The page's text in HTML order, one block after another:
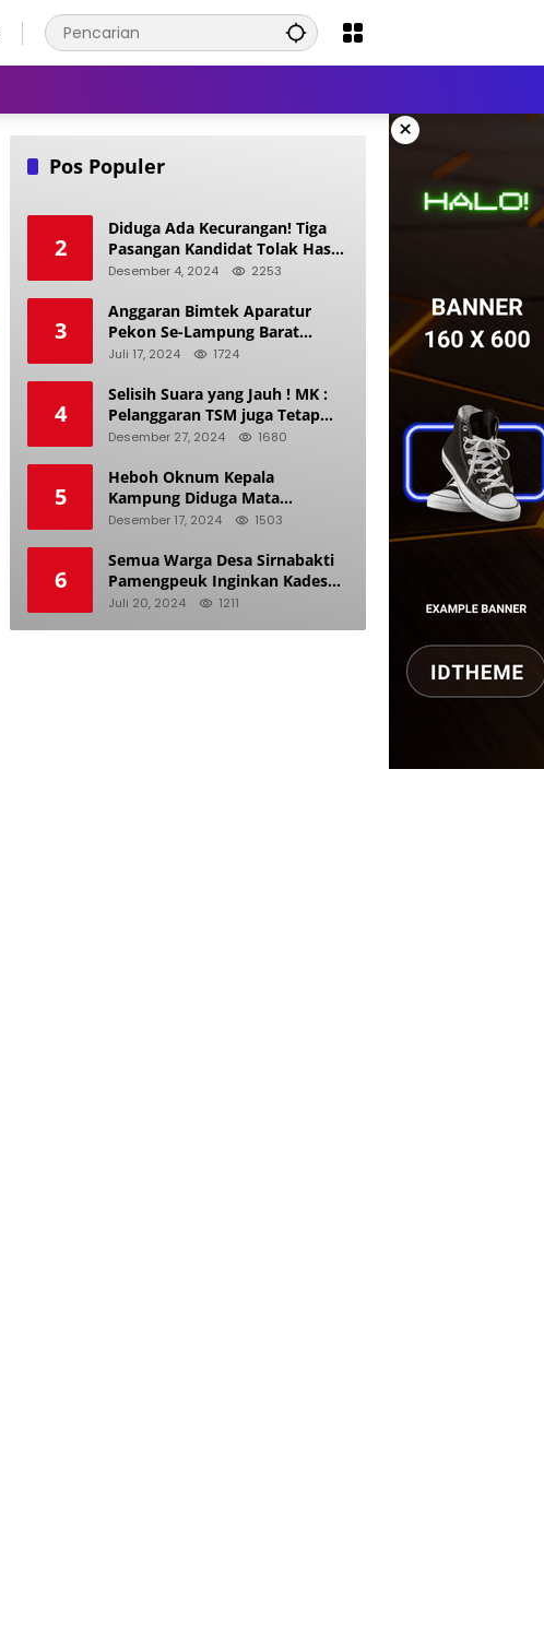
×
Pos Populer
2
Diduga Ada Kecurangan! Tiga
Pasangan Kandidat Tolak Hasil
Pilkada Kerinci 2024
Desember 4, 2024 2253
3
Anggaran Bimtek Aparatur
Pekon Se-Lampung Barat
Diduga Ladang Korupsi Buat
Juli 17, 2024 1724
4
Selisih Suara yang Jauh ! MK :
Pelanggaran TSM juga Tetap
Mengacu pada Prinsip Keadilan
Desember 27, 2024 1680
5
Heboh Oknum Kepala
Kampung Diduga Mata
Keranjang dan Doyan Istri
Desember 17, 2024 1503
6
Semua Warga Desa Sirnabakti
Pamengpeuk Inginkan Kades
Herdi Hidayat di Berhentikan
Juli 20, 2024 1211